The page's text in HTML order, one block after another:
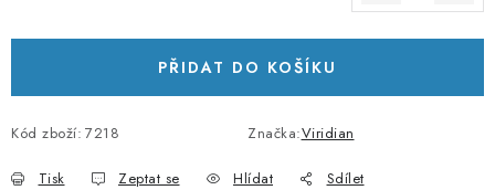
PŘIDAT DO KOŠÍKU
Kód zboží: 7218 Značka:Viridian
Tisk Zeptat se Hlídat Sdílet